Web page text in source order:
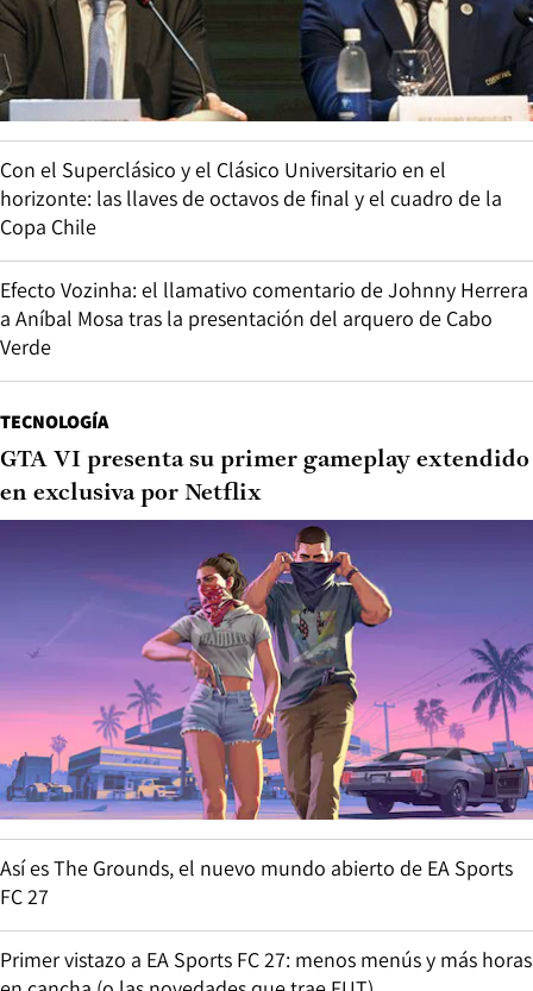
Con el Superclásico y el Clásico Universitario en el
horizonte: las llaves de octavos de final y el cuadro de la
Copa Chile
Efecto Vozinha: el llamativo comentario de Johnny Herrera
a Aníbal Mosa tras la presentación del arquero de Cabo
Verde
TECNOLOGÍA
GTA VI presenta su primer gameplay extendido
en exclusiva por Netflix
Así es The Grounds, el nuevo mundo abierto de EA Sports
FC 27
Primer vistazo a EA Sports FC 27: menos menús y más horas